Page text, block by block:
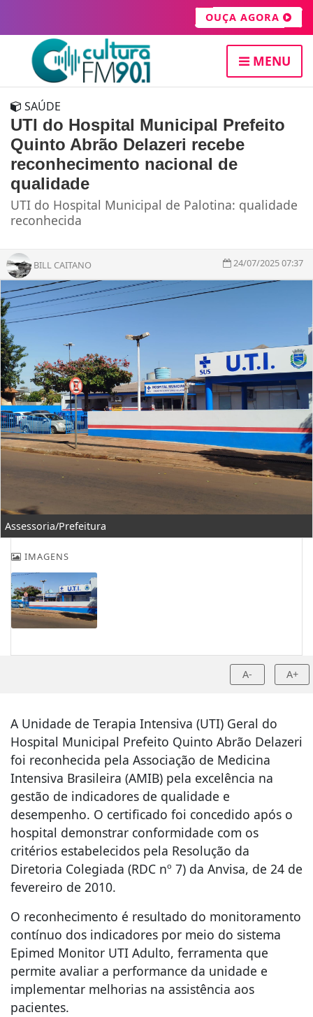
OUÇA AGORA
MENU
SAÚDE
UTI do Hospital Municipal Prefeito
Quinto Abrão Delazeri recebe
reconhecimento nacional de
qualidade
UTI do Hospital Municipal de Palotina: qualidade
reconhecida
BILL CAITANO 24/07/2025 07:37
Assessoria/Prefeitura
IMAGENS
A- A+
A Unidade de Terapia Intensiva (UTI) Geral do
Hospital Municipal Prefeito Quinto Abrão Delazeri
foi reconhecida pela Associação de Medicina
Intensiva Brasileira (AMIB) pela excelência na
gestão de indicadores de qualidade e
desempenho. O certificado foi concedido após o
hospital demonstrar conformidade com os
critérios estabelecidos pela Resolução da
Diretoria Colegiada (RDC nº 7) da Anvisa, de 24 de
fevereiro de 2010.
O reconhecimento é resultado do monitoramento
contínuo dos indicadores por meio do sistema
Epimed Monitor UTI Adulto, ferramenta que
permite avaliar a performance da unidade e
implementar melhorias na assistência aos
pacientes.